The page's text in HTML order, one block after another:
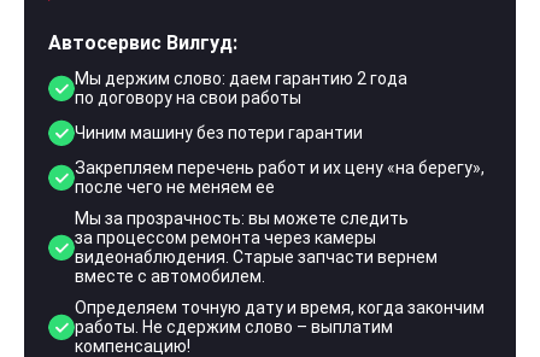
Автосервис Вилгуд:
Мы держим слово: даем гарантию 2 года
по договору на свои работы
Чиним машину без потери гарантии
Закрепляем перечень работ и их цену «на берегу»,
после чего не меняем ее
Мы за прозрачность: вы можете следить
за процессом ремонта через камеры
видеонаблюдения. Старые запчасти вернем
вместе с автомобилем.
Определяем точную дату и время, когда закончим
работы. Не сдержим слово – выплатим
компенсацию!